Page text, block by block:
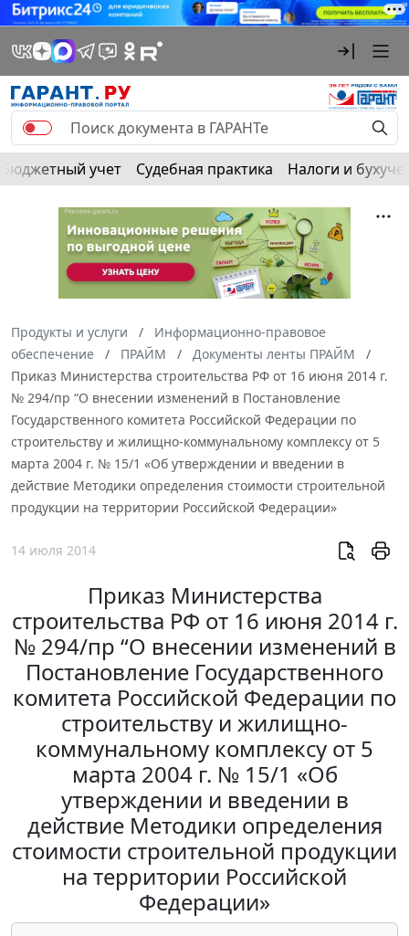
Бюджетный учет Судебная практика Налоги и
Продукты и услуги
Информационно-правовое
обеспечение
ПРАЙМ
Документы ленты ПРАЙМ
Приказ Министерства строительства РФ от 16 июня 2014 г.
№ 294/пр “О внесении изменений в Постановление
Государственного комитета Российской Федерации по
строительству и жилищно-коммунальному комплексу от 5
марта 2004 г. № 15/1 «Об утверждении и введении в
действие Методики определения стоимости строительной
продукции на территории Российской Федерации»
14 июля 2014
Приказ Министерства
строительства РФ от 16 июня 2014 г.
№ 294/пр “О внесении изменений в
Постановление Государственного
комитета Российской Федерации по
строительству и жилищно-
коммунальному комплексу от 5
марта 2004 г. № 15/1 «Об
утверждении и введении в
действие Методики определения
стоимости строительной продукции
на территории Российской
Федерации»